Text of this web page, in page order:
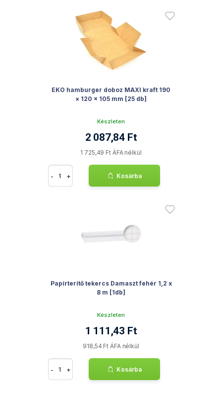
EKO hamburger doboz MAXI kraft 190
× 120 × 105 mm [25 db]
Készleten
2 087,84 Ft
1 725,49 Ft ÁFA nélkül
- + Kosárba
Papírterítő tekercs Damaszt fehér 1,2 x
8 m [1db]
Készleten
1 111,43 Ft
918,54 Ft ÁFA nélkül
- + Kosárba